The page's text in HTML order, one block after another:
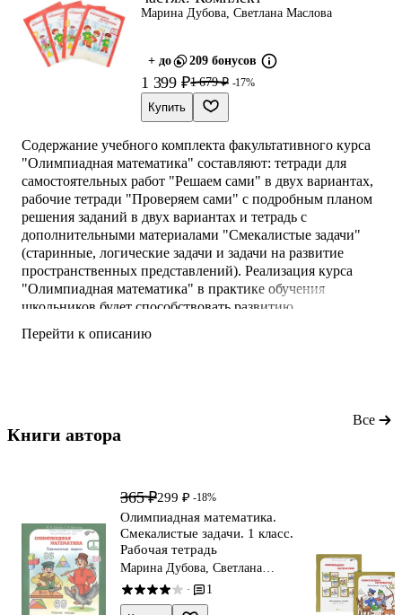
Марина Дубова, Светлана Маслова
+ до 209 бонусов
1 399 ₽1 679 ₽ -17%
Купить
Содержание учебного комплекта факультативного курса
"Олимпиадная математика" составляют: тетради для
самостоятельных работ "Решаем сами" в двух вариантах,
рабочие тетради "Проверяем сами" с подробным планом
решения заданий в двух вариантах и тетрадь с
дополнительными материалами "Смекалистые задачи"
(старинные, логические задачи и задачи на развитие
пространственных представлений). Реализация курса
"Олимпиадная математика" в практике обучения
школьников будет способствовать развитию
математической подготовки, созданию базы для
Перейти к описанию
Книги автора
Все
365 ₽299 ₽ -18%
Олимпиадная математика.
Смекалистые задачи. 1 класс.
Рабочая тетрадь
Марина Дубова, Светлана
Маслова
· 1